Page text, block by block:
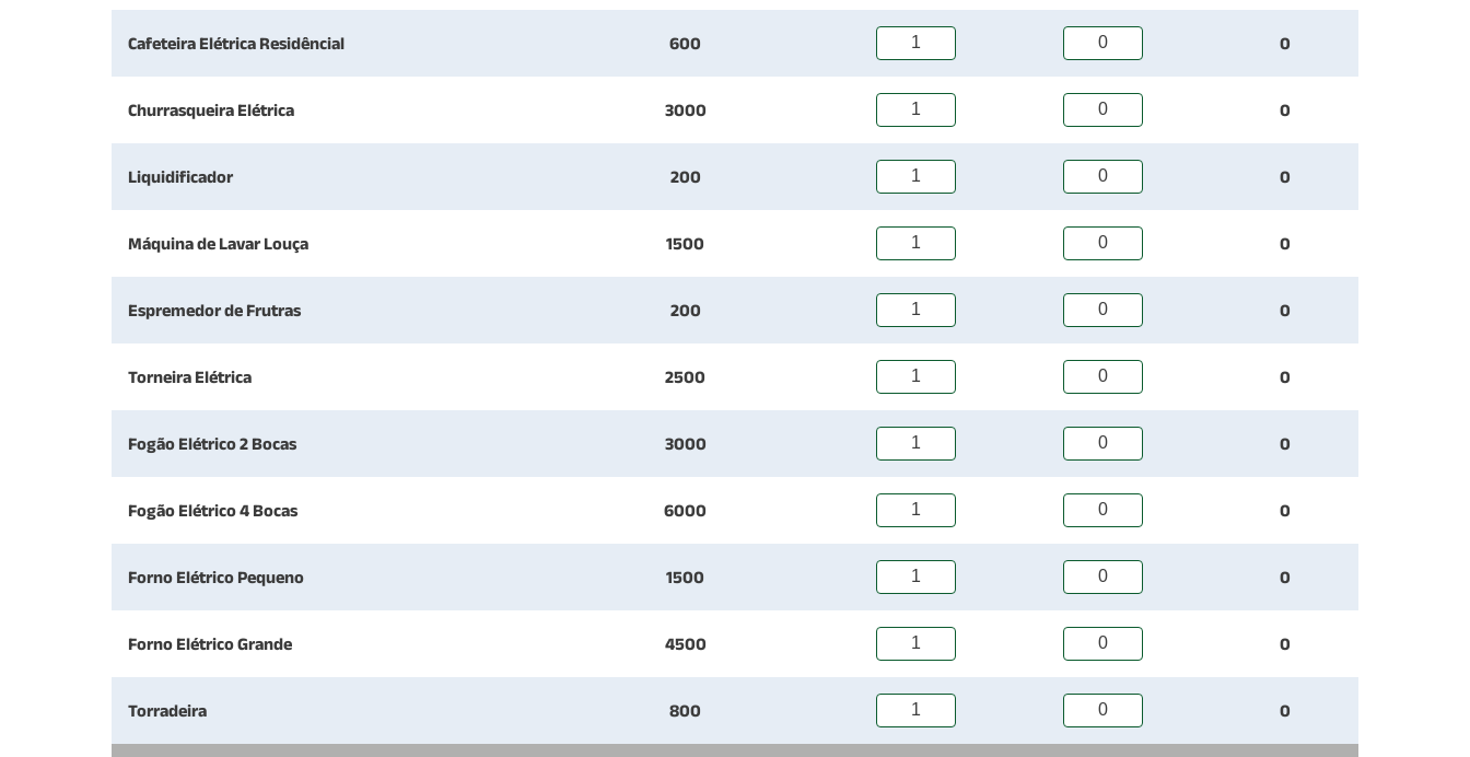
Cafeteira Elétrica Residêncial 600 0
Churrasqueira Elétrica 3000 0
Liquidificador 200 0
Máquina de Lavar Louça 1500 0
Espremedor de Frutras 200 0
Torneira Elétrica 2500 0
Fogão Elétrico 2 Bocas 3000 0
Fogão Elétrico 4 Bocas 6000 0
Forno Elétrico Pequeno 1500 0
Forno Elétrico Grande 4500 0
Torradeira 800 0